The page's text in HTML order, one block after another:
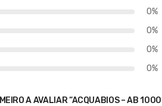
0%
0%
0%
0%
A AVALIAR “ACQUABIOS – AB